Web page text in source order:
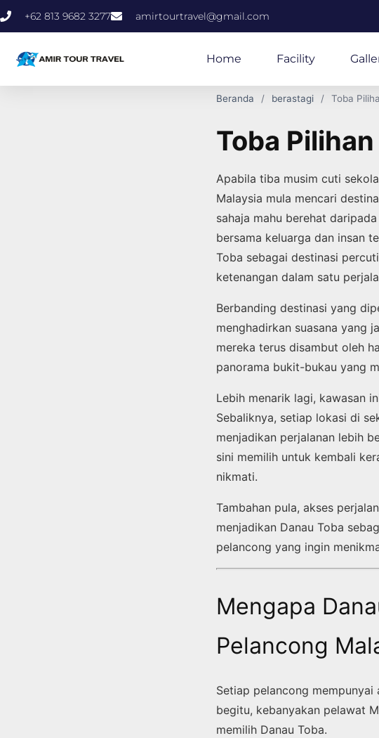
+62 813 9682 3277 amirtourtravel@gmail.com
Home Facility
Beranda berastagi Toba
Toba
Apabila tiba musim cuti
Malaysia mula mencari
sahaja mahu berehat
bersama keluarga dan insan
Toba sebagai destinasi
ketenangan dalam satu
Berbanding destinasi yang
menghadirkan suasana yang
mereka terus disambut oleh
panorama bukit-bukau yang
Lebih menarik lagi, kawasan
Sebaliknya, setiap lokasi di
menjadikan perjalanan lebih
sini memilih untuk kembali
nikmati.
Tambahan pula, akses
menjadikan Danau Toba
pelancong yang ingin
Mengapa
Pelancong
Setiap pelancong
begitu, kebanyakan pelawat
memilih Danau Toba.